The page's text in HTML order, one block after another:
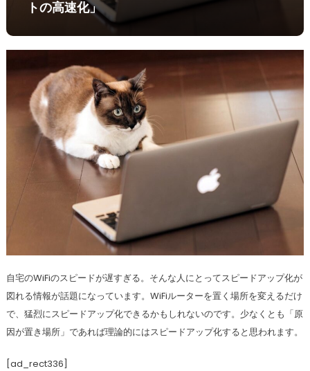
トの高速化」
自宅のWiFiのスピードが遅すぎる。そんな人にとってスピードアップ化が
図れる情報が話題になっています。WiFiルーターを置く場所を変えるだけ
で、猛烈にスピードアップ化できるかもしれないのです。少なくとも「原
因が置き場所」であれば理論的にはスピードアップ化すると思われます。
[ad_rect336]